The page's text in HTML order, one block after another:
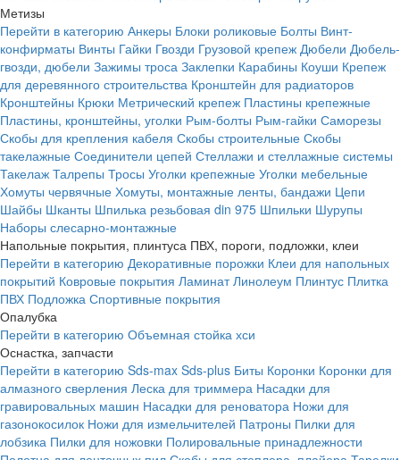
Метизы
Перейти в категорию Анкеры Блоки роликовые Болты Винт-
конфирматы Винты Гайки Гвозди Грузовой крепеж Дюбели Дюбель-
гвозди, дюбели Зажимы троса Заклепки Карабины Коуши Крепеж
для деревянного строительства Кронштейн для радиаторов
Кронштейны Крюки Метрический крепеж Пластины крепежные
Пластины, кронштейны, уголки Рым-болты Рым-гайки Саморезы
Скобы для крепления кабеля Скобы строительные Скобы
такелажные Соединители цепей Стеллажи и стеллажные системы
Такелаж Талрепы Тросы Уголки крепежные Уголки мебельные
Хомуты червячные Хомуты, монтажные ленты, бандажи Цепи
Шайбы Шканты Шпилька резьбовая din 975 Шпильки Шурупы
Наборы слесарно-монтажные
Напольные покрытия, плинтуса ПВХ, пороги, подложки, клеи
Перейти в категорию Декоративные порожки Клеи для напольных
покрытий Ковровые покрытия Ламинат Линолеум Плинтус Плитка
ПВХ Подложка Спортивные покрытия
Опалубка
Перейти в категорию Объемная стойка хси
Оснастка, запчасти
Перейти в категорию Sds-max Sds-plus Биты Коронки Коронки для
алмазного сверления Леска для триммера Насадки для
гравировальных машин Насадки для реноватора Ножи для
газонокосилок Ножи для измельчителей Патроны Пилки для
лобзика Пилки для ножовки Полировальные принадлежности